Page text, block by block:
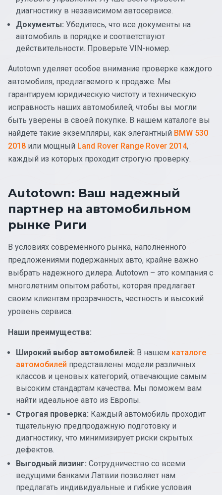
диагностику в независимом автосервисе.
Документы: Убедитесь, что все документы на
автомобиль в порядке и соответствуют
действительности. Проверьте VIN-номер.
Autotown уделяет особое внимание проверке каждого
автомобиля, предлагаемого к продаже. Мы
гарантируем юридическую чистоту и техническую
исправность наших автомобилей, чтобы вы могли
быть уверены в своей покупке. В нашем каталоге вы
найдете такие экземпляры, как элегантный BMW 530
2018 или мощный Land Rover Range Rover 2014,
каждый из которых проходит строгую проверку.
Autotown: Ваш надежный
партнер на автомобильном
рынке Риги
В условиях современного рынка, наполненного
предложениями подержанных авто, крайне важно
выбрать надежного дилера. Autotown – это компания с
многолетним опытом работы, которая предлагает
своим клиентам прозрачность, честность и высокий
уровень сервиса.
Наши преимущества:
Широкий выбор автомобилей: В нашем каталоге
автомобилей представлены модели различных
классов и ценовых категорий, отвечающие самым
высоким стандартам качества. Мы поможем вам
найти идеальное авто из Европы.
Строгая проверка: Каждый автомобиль проходит
тщательную предпродажную подготовку и
диагностику, что минимизирует риски скрытых
дефектов.
Выгодный лизинг: Сотрудничество со всеми
ведущими банками Латвии позволяет нам
предлагать индивидуальные и гибкие условия